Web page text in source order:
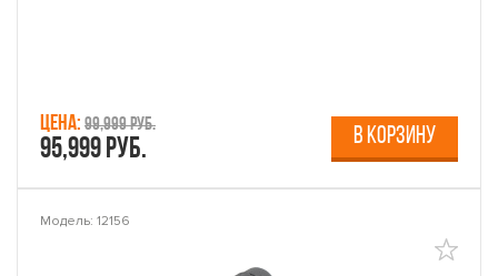
Цена: 99,999 руб.
95,999 руб. В КОРЗИНУ
Модель: 12156